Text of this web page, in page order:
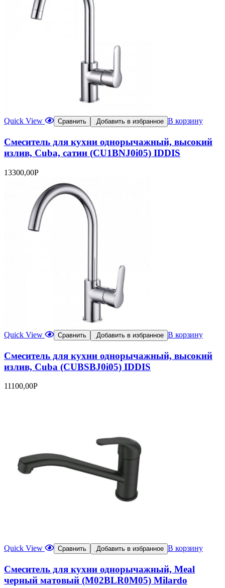
Quick View Сравнить Добавить в избранное В корзину
Смеситель для кухни однорычажный, высокий
излив, Cuba, сатин (CU1BNJ0i05) IDDIS
13300,00Р
Quick View Сравнить Добавить в избранное В корзину
Смеситель для кухни однорычажный, высокий
излив, Cuba (CUBSBJ0i05) IDDIS
11100,00Р
Quick View Сравнить Добавить в избранное В корзину
Смеситель для кухни однорычажный, Meal
черный матовый (M02BLR0M05) Milardo